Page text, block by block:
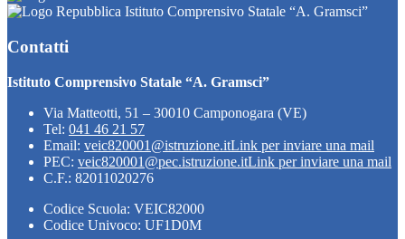
Istituto Comprensivo Statale “A. Gramsci”
Contatti
Istituto Comprensivo Statale “A. Gramsci”
Via Matteotti, 51 – 30010 Camponogara (VE)
Tel: 041 46 21 57
Email: veic820001@istruzione.itLink per inviare una mail
PEC: veic820001@pec.istruzione.itLink per inviare una mail
C.F.: 82011020276
Codice Scuola: VEIC82000
Codice Univoco: UF1D0M